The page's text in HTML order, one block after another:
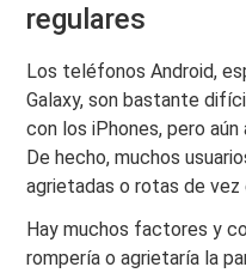
regulares
Los teléfonos Android,
Galaxy, son bastante
con los iPhones, pero
De hecho, muchos
agrietadas o rotas de vez
Hay muchos factores y
rompería o agrietaría la